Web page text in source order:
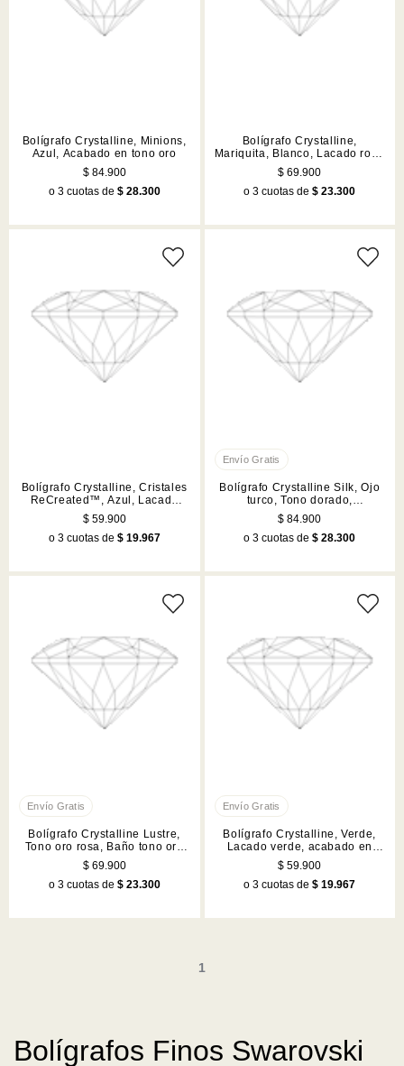
Bolígrafo Crystalline, Minions,
Azul, Acabado en tono oro
$ 84.900
o 3 cuotas de $ 28.300
Bolígrafo Crystalline,
Mariquita, Blanco, Lacado rojo,
acabado en tono oro rosa
$ 69.900
o 3 cuotas de$ 23.300
Bolígrafo Crystalline, Cristales
ReCreated™, Azul, Lacado
azul, acabado en tono
cromado
$ 59.900
o 3 cuotas de $ 19.967
Bolígrafo Crystalline Silk, Ojo
turco, Tono dorado,
Combinación de acabados
metálicos
$ 84.900
o 3 cuotas de$ 28.300
Bolígrafo Crystalline Lustre,
Tono oro rosa, Baño tono oro
rosa
$ 69.900
o 3 cuotas de $ 23.300
Bolígrafo Crystalline, Verde,
Lacado verde, acabado en
tono cromado
$ 59.900
o 3 cuotas de$ 19.967
1
Bolígrafos Finos Swarovski